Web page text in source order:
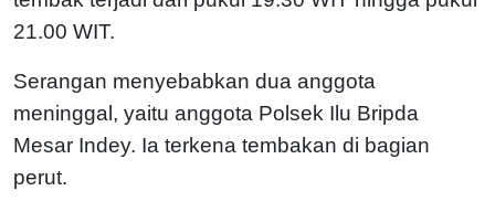
21.00 WIT.
Serangan menyebabkan dua anggota
meninggal, yaitu anggota Polsek Ilu Bripda
Mesar Indey. Ia terkena tembakan di bagian
perut.